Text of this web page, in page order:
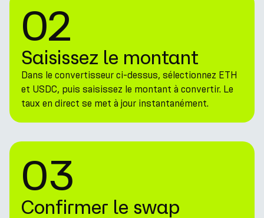
02
Saisissez le montant
Dans le convertisseur ci-dessus, sélectionnez ETH
et USDC, puis saisissez le montant à convertir. Le
taux en direct se met à jour instantanément.
03
Confirmer le swap